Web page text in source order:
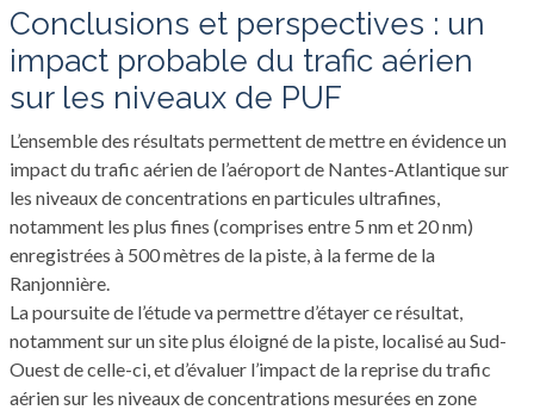
conclusions et perspectives : un
impact probable du trafic aérien
sur les niveaux de PUF
L’ensemble des résultats permettent de mettre en évidence un
impact du trafic aérien de l’aéroport de Nantes-Atlantique sur
les niveaux de concentrations en particules ultrafines,
notamment les plus fines (comprises entre 5 nm et 20 nm)
enregistrées à 500 mètres de la piste, à la ferme de la
Ranjonnière.
La poursuite de l’étude va permettre d’étayer ce résultat,
notamment sur un site plus éloigné de la piste, localisé au Sud-
Ouest de celle-ci, et d’évaluer l’impact de la reprise du trafic
aérien sur les niveaux de concentrations mesurées en zone